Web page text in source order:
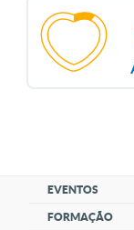
EVENTOS
FORMAÇÃO